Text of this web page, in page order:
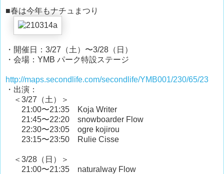
■春は今年もナチュまつり
・開催日：3/27（土）〜3/28（日）
・会場：YMB パーク特設ステージ
http://maps.secondlife.com/secondlife/YMB001/230/65/23
・出演：
＜3/27（土）＞
21:00〜21:35 Koja Writer
21:45〜22:20 snowboarder Flow
22:30〜23:05 ogre kojirou
23:15〜23:50 Rulie Cisse
＜3/28（日）＞
21:00〜21:35 naturalway Flow